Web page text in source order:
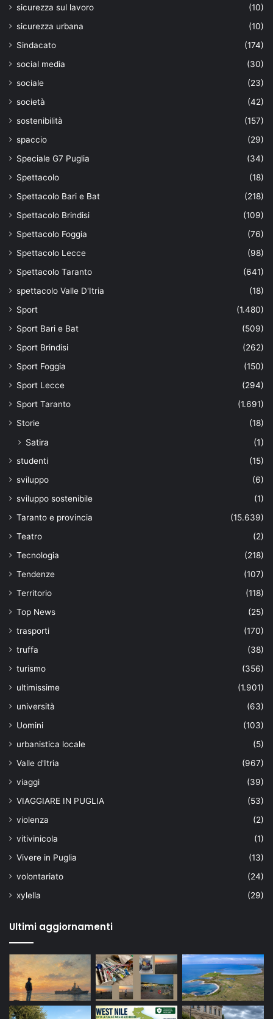
sicurezza sul lavoro
(10)
sicurezza urbana
(10)
Sindacato
(174)
social media
(30)
sociale
(23)
società
(42)
sostenibilità
(157)
spaccio
(29)
Speciale G7 Puglia
(34)
Spettacolo
(18)
Spettacolo Bari e Bat
(218)
Spettacolo Brindisi
(109)
Spettacolo Foggia
(76)
Spettacolo Lecce
(98)
Spettacolo Taranto
(641)
spettacolo Valle D'Itria
(18)
Sport
(1.480)
Sport Bari e Bat
(509)
Sport Brindisi
(262)
Sport Foggia
(150)
Sport Lecce
(294)
Sport Taranto
(1.691)
Storie
(18)
Satira (1)
studenti
(15)
sviluppo
(6)
sviluppo sostenibile
(1)
Taranto e provincia
(15.639)
Teatro
(2)
Tecnologia
(218)
Tendenze
(107)
Territorio
(118)
Top News
(25)
trasporti
(170)
truffa
(38)
turismo
(356)
ultimissime
(1.901)
università
(63)
Uomini
(103)
urbanistica locale
(5)
Valle d'Itria
(967)
viaggi
(39)
VIAGGIARE IN PUGLIA
(53)
violenza
(2)
vitivinicola
(1)
Vivere in Puglia
(13)
volontariato
(24)
xylella
(29)
Ultimi aggiornamenti